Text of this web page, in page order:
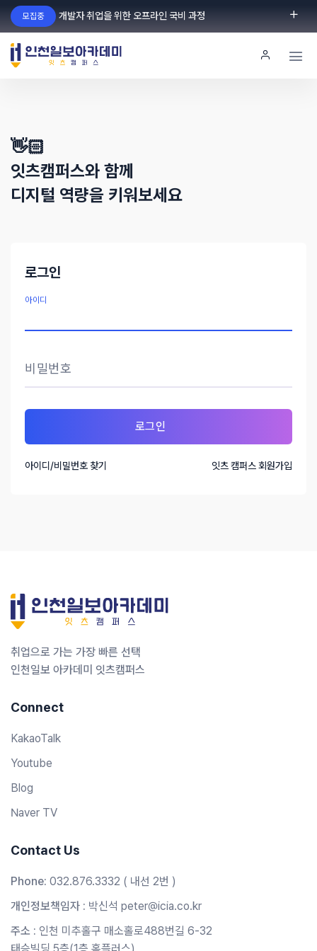
모집중 개발자 취업을 위한 오프라인 국비 과정
로그인
👋🏻
잇츠캠퍼스와 함께
디지털 역량을 키워보세요
로그인
아이디
비밀번호
로그인
아이디/비밀번호 찾기 잇츠 캠퍼스 회원가입
취업으로 가는 가장 빠른 선택
인천일보 아카데미 잇츠캠퍼스
Connect
KakaoTalk
Youtube
Blog
Naver TV
Contact Us
Phone: 032.876.3332 ( 내선 2번 )
개인정보책임자 : 박신석 peter@icia.co.kr
주소 : 인천 미추홀구 매소홀로488번길 6-32